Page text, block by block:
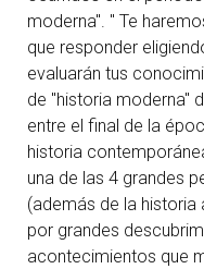
moderna". " Te
que responder
evaluarán tus
de "historia moderna"
entre el final de la
historia
una de las 4 grandes
(además de la historia
por grandes
acontecimientos que